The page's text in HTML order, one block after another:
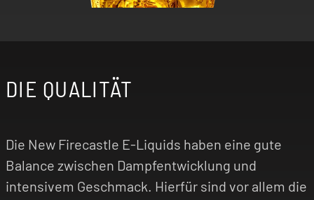
DIE QUALITÄT
Die New Firecastle E-Liquids haben eine gute
Balance zwischen Dampfentwicklung und
intensivem Geschmack. Hierfür sind vor allem die